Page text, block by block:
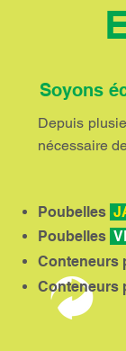
Soyons
Depuis
nécessaire
Poubelles
Poubelles
Conteneurs
Conteneurs